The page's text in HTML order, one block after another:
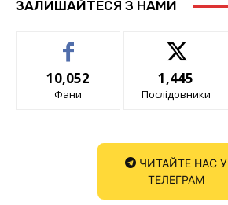
ЗАЛИШАЙТЕСЯ З НАМИ
10,052
Фани
1,445
Послідовники
ЧИТАЙТЕ НАС У
ТЕЛЕГРАМ